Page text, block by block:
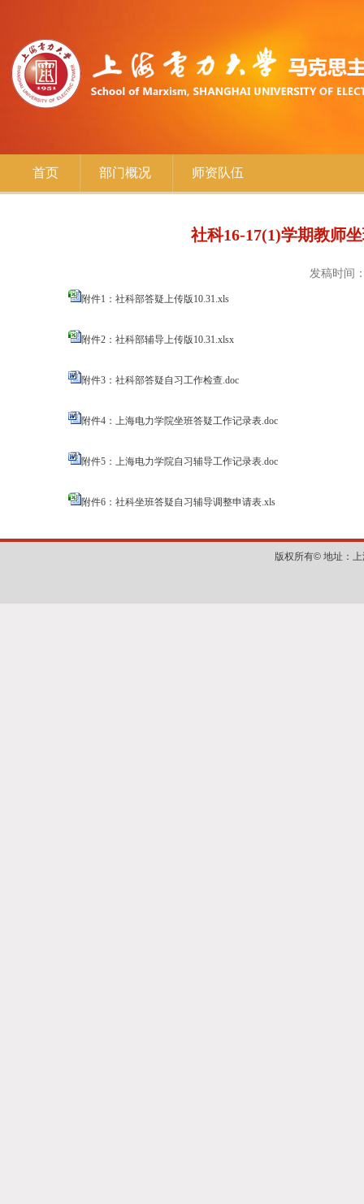
首页 部门概况 师资队伍
社科16-17(1)学期教师
发稿时间
附件1：社科部答疑上传版10.31.xls
附件2：社科部辅导上传版10.31.xlsx
附件3：社科部答疑自习工作检查.doc
附件4：上海电力学院坐班答疑工作记录表.doc
附件5：上海电力学院自习辅导工作记录表.doc
附件6：社科坐班答疑自习辅导调整申请表.xls
版权所有©地址：上